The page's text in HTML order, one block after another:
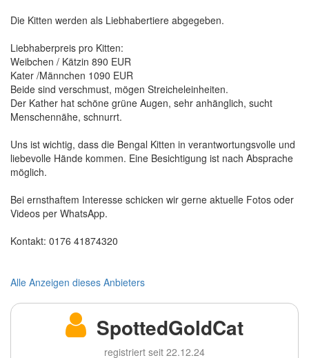
Die Kitten werden als Liebhabertiere abgegeben.
Liebhaberpreis pro Kitten:
Weibchen / Kätzin 890 EUR
Kater /Männchen 1090 EUR
Beide sind verschmust, mögen Streicheleinheiten.
Der Kather hat schöne grüne Augen, sehr anhänglich, sucht
Menschennähe, schnurrt.
Uns ist wichtig, dass die Bengal Kitten in verantwortungsvolle und
liebevolle Hände kommen. Eine Besichtigung ist nach Absprache
möglich.
Bei ernsthaftem Interesse schicken wir gerne aktuelle Fotos oder
Videos per WhatsApp.
Kontakt: 0176 41874320
Alle Anzeigen dieses Anbieters
SpottedGoldCat
registriert seit 22.12.24